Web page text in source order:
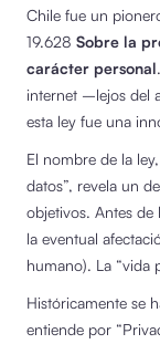
Chile fue un
19.628 Sobre la
carácter personal
internet –lejos del
esta ley fue una
El nombre de la
datos”, revela un
objetivos. Antes de
la eventual
humano). La “vida
Históricamente se
entiende por